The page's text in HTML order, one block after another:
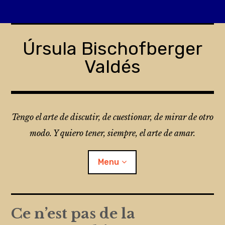
contentÚrsula Bischofberger
Valdés
Tengo el arte de discutir, de cuestionar, de mirar de otro
modo. Y quiero tener, siempre, el arte de amar.
Menu
¿Qué es Folio?
Ce n’est pas de la